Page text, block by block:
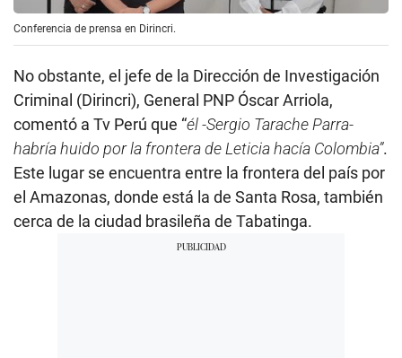
Conferencia de prensa en Dirincri.
No obstante, el jefe de la Dirección de Investigación
Criminal (Dirincri), General PNP Óscar Arriola,
comentó a Tv Perú que “él -Sergio Tarache Parra-
habría huido por la frontera de Leticia hacía Colombia”.
Este lugar se encuentra entre la frontera del país por
el Amazonas, donde está la de Santa Rosa, también
cerca de la ciudad brasileña de Tabatinga.